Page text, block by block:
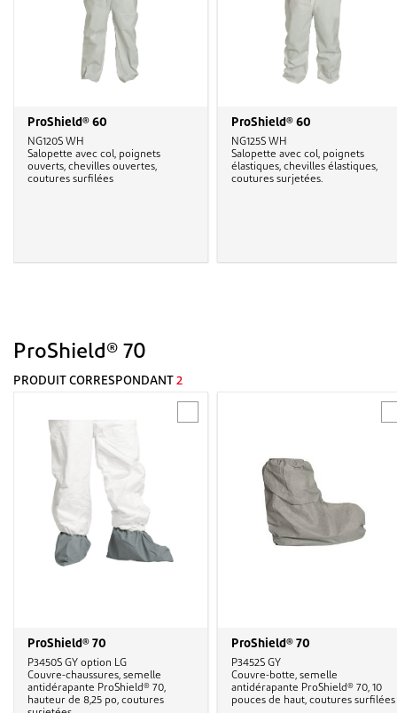
ProShield® 60
NG120S WH
Salopette avec col, poignets
ouverts, chevilles ouvertes,
coutures surfilées
ProShield® 60
NG125S WH
Salopette avec col, poignets
élastiques, chevilles élastiques,
coutures surjetées.
ProShield® 70
PRODUIT CORRESPONDANT 2
ProShield® 70
P3450S GY option LG
Couvre-chaussures, semelle
antidérapante ProShield® 70,
hauteur de 8,25 po, coutures
ProShield® 70
P3452S GY
Couvre-botte, semelle
antidérapante ProShield® 70, 10
pouces de haut, coutures surfilées